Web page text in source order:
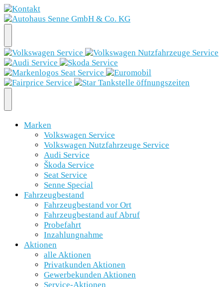
Marken
Volkswagen Service
Volkswagen Nutzfahrzeuge Service
Audi Service
Škoda Service
Seat Service
Senne Special
Fahrzeugbestand
Fahrzeugbestand vor Ort
Fahrzeugbestand auf Abruf
Probefahrt
Inzahlungnahme
Aktionen
alle Aktionen
Privatkunden Aktionen
Gewerbekunden Aktionen
Service-Aktionen